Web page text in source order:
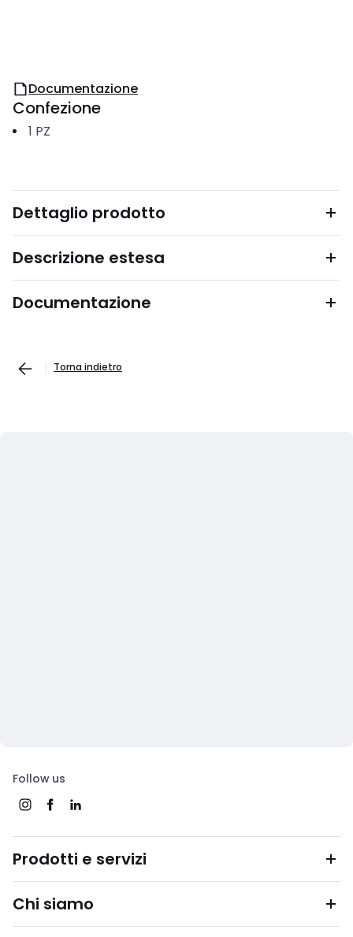
Documentazione
Confezione
1 PZ
Dettaglio prodotto
Descrizione estesa
Documentazione
Torna indietro
Follow us
Prodotti e servizi
Chi siamo